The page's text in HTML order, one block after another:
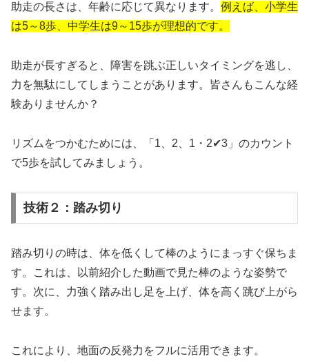
助走の長さは、年齢に応じて異なります。 例えば、小学生
は5～8歩、中学生は9～15歩が理想的です。
助走が長すぎると、障害を跳ぶ正しいタイミングを逃し、
力を無駄にしてしまうことがあります。皆さんもこんな経
験ありませんか？
リズムをつかむためには、「1、2、1・2✔3」のカウント
で5歩を試してみましょう。
技術２：踏み切り
踏み切りの時は、体を低くして棒のようにまっすぐ保ちま
す。これは、以前紹介した動画で見た棒のような姿勢で
す。次に、力強く踏み出し足を上げ、体を高く跳び上がら
せます。
これにより、地面の反発力をフルに活用できます。